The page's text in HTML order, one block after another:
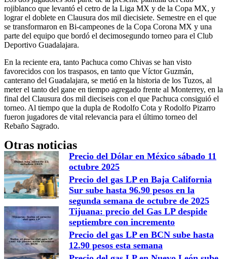
rojiblanco que levantó el cetro de la Liga MX y de la Copa MX, y
lograr el doblete en Clausura dos mil diecisiete. Semestre en el que
se transformaron en Bi-campeones de la Copa Corona MX y una
parte del equipo que bordó el decimosegundo torneo para el Club
Deportivo Guadalajara.
En la reciente era, tanto Pachuca como Chivas se han visto
favorecidos con los traspasos, en tanto que Víctor Guzmán,
canterano del Guadalajara, se metió en la historia de los Tuzos, al
meter el tanto del gane en tiempo agregado frente al Monterrey, en la
final del Clausura dos mil dieciseis con el que Pachuca consiguió el
torneo. Al tiempo que la dupla de Rodolfo Cota y Rodolfo Pizarro
fueron jugadores de vital relevancia para el último torneo del
Rebaño Sagrado.
Otras noticias
Precio del Dólar en México sábado 11
octubre 2025
Precio del gas LP en Baja California
Sur sube hasta 96.90 pesos en la
segunda semana de octubre de 2025
Tijuana: precio del Gas LP despide
septiembre con incremento
Precio del gas LP en BCN sube hasta
12.90 pesos esta semana